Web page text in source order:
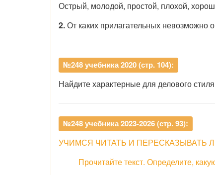
Острый, молодой, простой, плохой,
2.От каких прилагательных невозможно
№248 учебника 2020 (стр. 104):
Найдите характерные для делового
№248 учебника 2023-2026 (стр. 93):
УЧИМСЯ ЧИТАТЬ И ПЕРЕСКАЗЫВАТЬ
Прочитайте текст. Определите,